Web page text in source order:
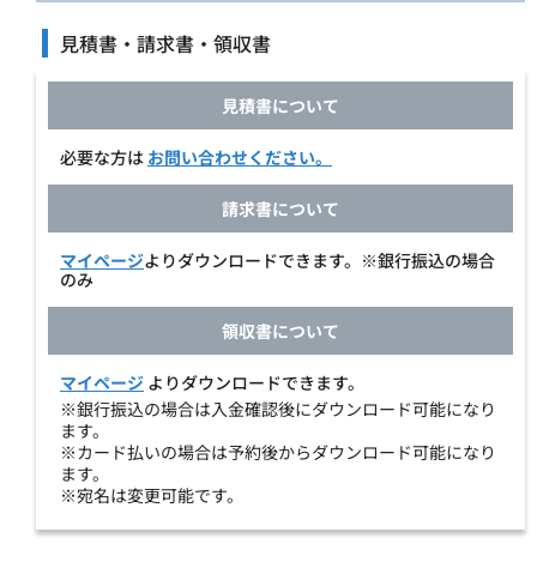
見積書・請求書・領収書
見積書について
必要な方は お問い合わせください。
請求書について
マイページよりダウンロードできます。※銀行振込の場合
のみ
領収書について
マイページ よりダウンロードできます。
※銀行振込の場合は入金確認後にダウンロード可能になり
ます。
※カード払いの場合は予約後からダウンロード可能になり
ます。
※宛名は変更可能です。